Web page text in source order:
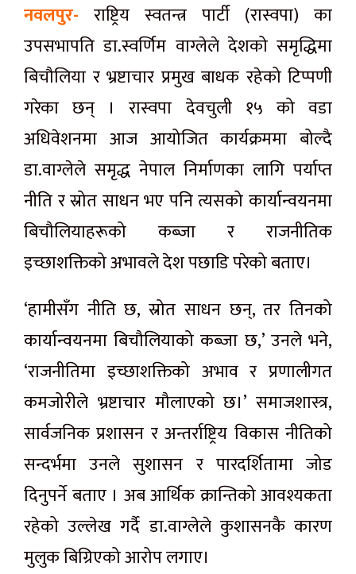
नवलपुर- राष्ट्रिय स्वतन्त्र पार्टी (रास्वपा) का
उपसभापति डा.स्वर्णिम वाग्लेले देशको समृद्धिमा
बिचौलिया र भ्रष्टाचार प्रमुख बाधक रहेको टिप्पणी
गरेका छन् । रास्वपा देवचुली १५ को वडा
अधिवेशनमा आज आयोजित कार्यक्रममा बोल्दै
डा.वाग्लेले समृद्ध नेपाल निर्माणका लागि पर्याप्त
नीति र स्रोत साधन भए पनि त्यसको कार्यान्वयनमा
बिचौलियाहरूको कब्जा र राजनीतिक
इच्छाशक्तिको अभावले देश पछाडि परेको बताए।
‘हामीसँग नीति छ, स्रोत साधन छन्, तर तिनको
कार्यान्वयनमा बिचौलियाको कब्जा छ,’ उनले भने,
‘राजनीतिमा इच्छाशक्तिको अभाव र प्रणालीगत
कमजोरीले भ्रष्टाचार मौलाएको छ।’ समाजशास्त्र,
सार्वजनिक प्रशासन र अन्तर्राष्ट्रिय विकास नीतिको
सन्दर्भमा उनले सुशासन र पारदर्शितामा जोड
दिनुपर्ने बताए । अब आर्थिक क्रान्तिको आवश्यकता
रहेको उल्लेख गर्दै डा.वाग्लेले कुशासनकै कारण
मुलुक बिग्रिएको आरोप लगाए।